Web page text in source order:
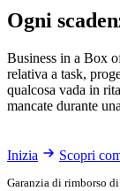
Ogni
Business in a Box
relativa a task,
qualcosa vada in
mancate durante
Inizia Scopri
Garanzia di rimborso